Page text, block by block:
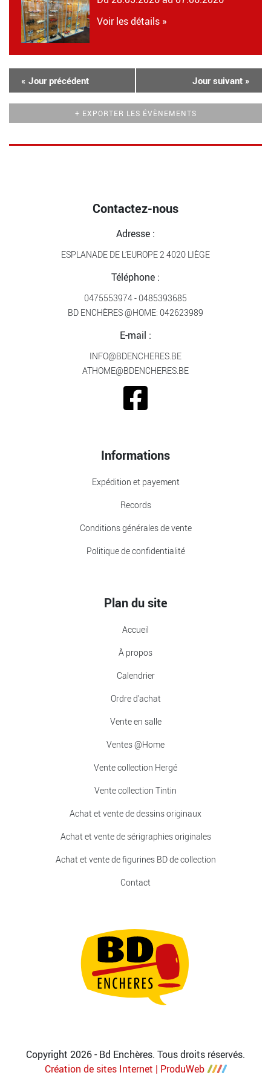
Voir les détails »
« Jour précédent Jour suivant »
+ EXPORTER LES ÉVÈNEMENTS
Contactez-nous
Adresse :
ESPLANADE DE L’EUROPE 2 4020 LIÈGE
Téléphone :
0475553974- 0485393685
BD ENCHÈRES @HOME: 042623989
E-mail :
INFO@BDENCHERES.BE
ATHOME@BDENCHERES.BE
Informations
Expédition et payement
Records
Conditions générales de vente
Politique de confidentialité
Plan du site
Accueil
À propos
Calendrier
Ordre d’achat
Vente en salle
Ventes @Home
Vente collection Hergé
Vente collection Tintin
Achat et vente de dessins originaux
Achat et vente de sérigraphies originales
Achat et vente de figurines BD de collection
Contact
Copyright 2026 - Bd Enchères. Tous droits réservés.
Création de sites Internet | ProduWeb